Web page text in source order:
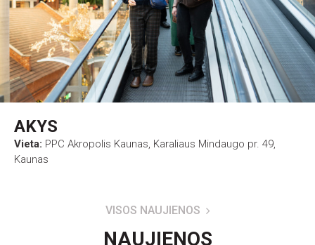
AKYS
Vieta: PPC Akropolis Kaunas, Karaliaus Mindaugo pr. 49,
Kaunas
NAUJIENOS
VISOS NAUJIENOS